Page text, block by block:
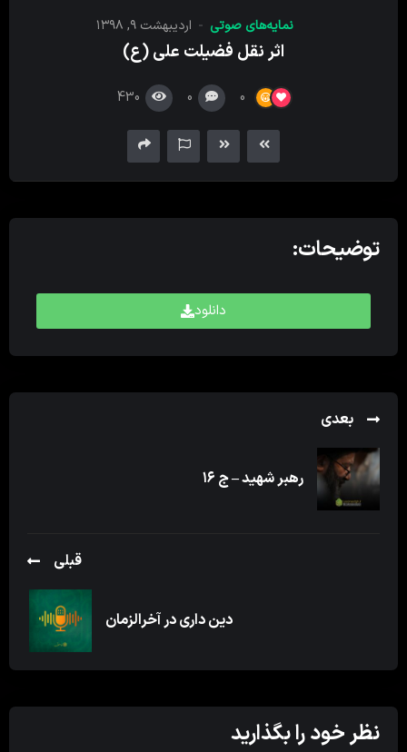
نمایه‌های صوتی اردیبهشت ۹, ۱۳۹۸
اثر نقل فضیلت علی (ع)
0
0
430
توضیحات:
دانلود
بعدی
رهبر شهید – ج ۱۶
قبلی
دین داری در آخرالزمان
نظر خود را بگذارید